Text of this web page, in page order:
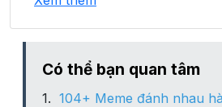
Xã Nghĩa Trung
Có thể bạn quan tâm
104+ Meme đánh nhau